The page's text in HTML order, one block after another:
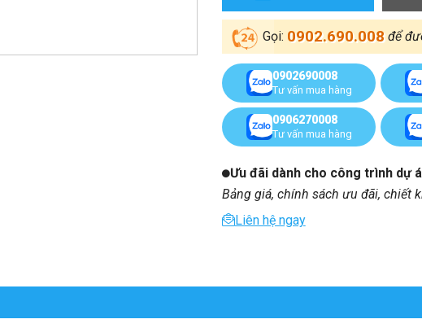
Gọi: 0902.690.008 để
0902690008
Tư vấn mua hàng
0906270008
Tư vấn mua hàng
Ưu đãi dành cho công trình dự
Bảng giá, chính sách ưu đãi, chiết
Liên hệ ngay